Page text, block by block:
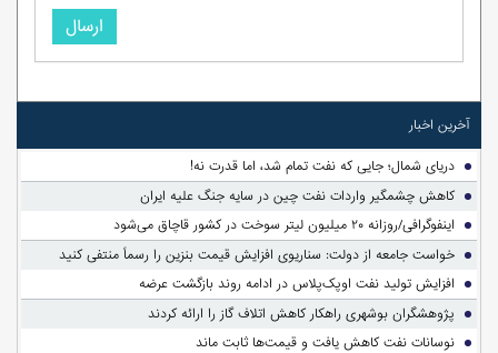
ارسال
آخرین اخبار
دریای شمال؛ جایی که نفت تمام شد، اما قدرت نه!
کاهش چشمگیر واردات نفت چین در سایه جنگ علیه ایران
اینفوگرافی/روزانه ۲۰ میلیون لیتر سوخت در کشور قاچاق می‌شود
خواست جامعه از دولت: سناریوی افزایش قیمت بنزین را رسماً منتفی کنید
افزایش تولید نفت اوپک‌پلاس در ادامه روند بازگشت عرضه
پژوهشگران بوشهری راهکار کاهش اتلاف گاز را ارائه کردند
نوسانات نفت کاهش یافت و قیمت‌ها ثابت ماند